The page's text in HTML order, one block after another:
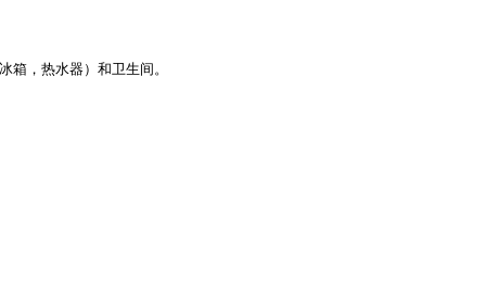
箱，热水器）和卫生间。